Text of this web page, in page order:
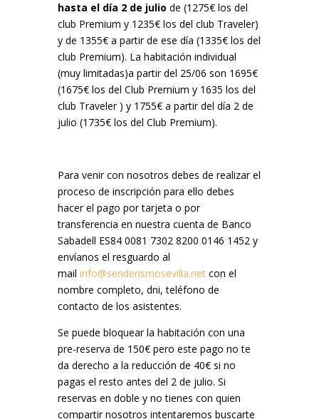
hasta el día 2 de julio de (1275€ los del
club Premium y 1235€ los del club Traveler)
y de 1355€ a partir de ese día (1335€ los del
club Premium). La habitación individual
(muy limitadas)a partir del 25/06 son 1695€
(1675€ los del Club Premium y 1635 los del
club Traveler ) y 1755€ a partir del día 2 de
julio (1735€ los del Club Premium).
Para venir con nosotros debes de realizar el
proceso de inscripción para ello debes
hacer el pago por tarjeta o por
transferencia en nuestra cuenta de Banco
Sabadell ES84 0081 7302 8200 0146 1452 y
envíanos el resguardo al
mail info@senderismosevilla.net con el
nombre completo, dni, teléfono de
contacto de los asistentes.
Se puede bloquear la habitación con una
pre-reserva de 150€ pero este pago no te
da derecho a la reducción de 40€ si no
pagas el resto antes del 2 de julio. Si
reservas en doble y no tienes con quien
compartir nosotros intentaremos buscarte